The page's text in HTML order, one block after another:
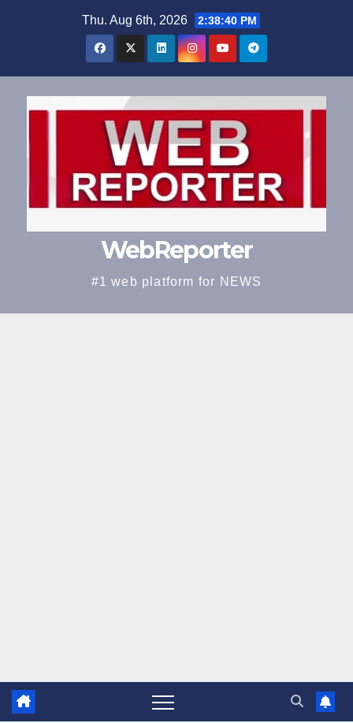
Thu. Aug 6th, 2026 2:38:41 PM
WebReporter
#1 web platform for NEWS